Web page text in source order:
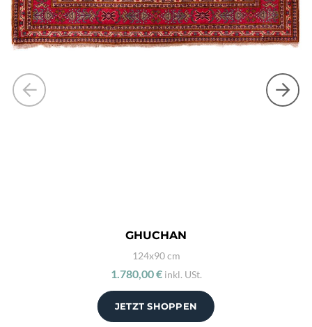
JETZT SHOPPEN
GHUCHAN
124x90 cm
1.780,00 € inkl. USt.